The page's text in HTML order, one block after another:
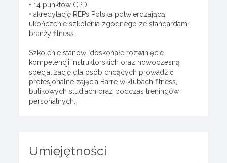
• 14 punktów CPD
• akredytację REPs Polska potwierdzającą
ukończenie szkolenia zgodnego ze standardami
branży fitness
Szkolenie stanowi doskonałe rozwinięcie
kompetencji instruktorskich oraz nowoczesną
specjalizację dla osób chcących prowadzić
profesjonalne zajęcia Barre w klubach fitness,
butikowych studiach oraz podczas treningów
personalnych.
Umiejętności